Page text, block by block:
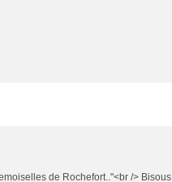
de Rochefort.."<br /> Bisous